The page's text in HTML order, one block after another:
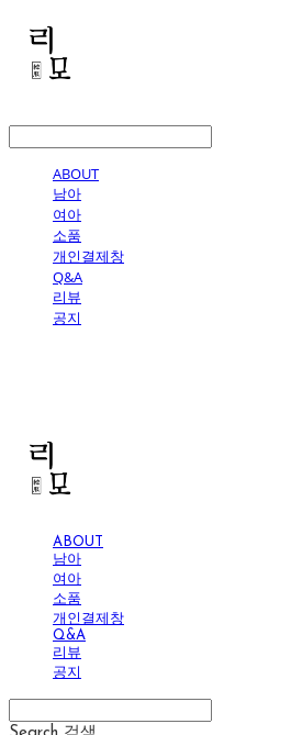
ABOUT
남아
여아
소품
개인결제창
Q&A
리뷰
공지
ABOUT
남아
여아
소품
개인결제창
Q&A
리뷰
공지